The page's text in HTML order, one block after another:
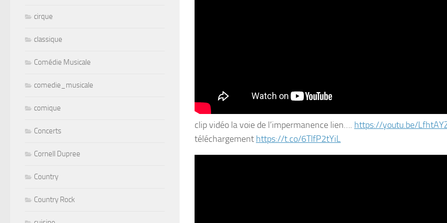
clip vidéo la voie de l’impermanence lien…. https://youtu.be/
téléchargement https://t.co/6TIfP2tYiL
cirque
classique
Comédie Musicale
comedie_musicale
comique
Concerts
Cornell Dupree
Country
Country Rock